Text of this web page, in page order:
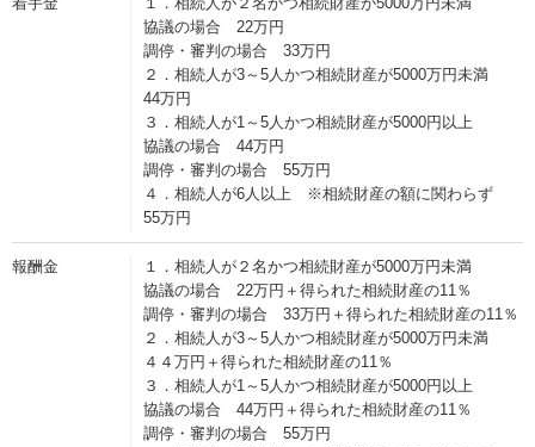
協議の場合 22万円
調停・審判の場合 33万円
２．相続人が3～5人かつ相続財産が5000万円未満
44万円
３．相続人が1～5人かつ相続財産が5000円以上
協議の場合 44万円
調停・審判の場合 55万円
４．相続人が6人以上 ※相続財産の額に関わらず
55万円
報酬金
１．相続人が２名かつ相続財産が5000万円未満
協議の場合 22万円＋得られた相続財産の11％
調停・審判の場合 33万円＋得られた相続財産の11％
２．相続人が3～5人かつ相続財産が5000万円未満
４４万円＋得られた相続財産の11％
３．相続人が1～5人かつ相続財産が5000円以上
協議の場合 44万円＋得られた相続財産の11％
調停・審判の場合 55万円